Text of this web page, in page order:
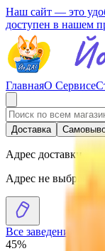
Наш сайт — это
доступен в нашем
ГлавнаяО Сервисе
Доставка
Адрес доставки
Адрес не выбран
Все заведения
45%